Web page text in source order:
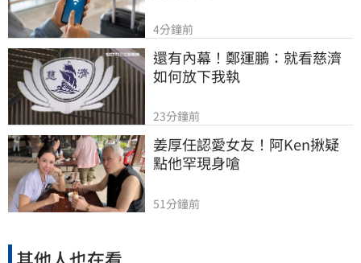
4分鐘前
還有內幕！鄭運鵬：就看慈濟
如何放下我執
23分鐘前
姜厚任認愛女友！阿Ken揪疑
點他罕現身嗆
51分鐘前